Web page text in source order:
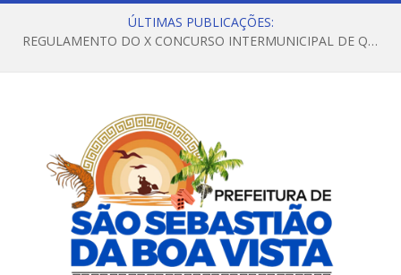
ÚLTIMAS PUBLICAÇÕES:
REGULAMENTO DO X CONCURSO INTERMUNICIPAL DE QUADRILHAS JUNINAS – 2026 – ARRAIÁ DA VENEZA